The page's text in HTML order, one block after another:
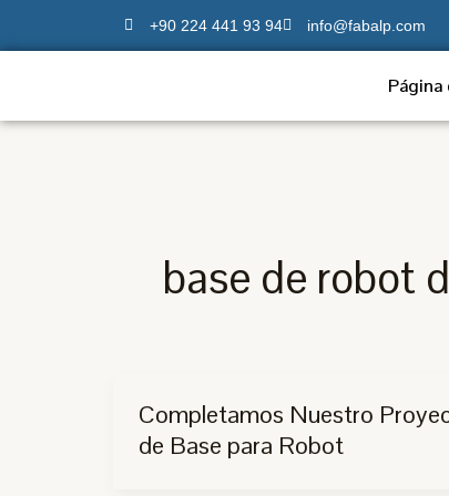
al
+90 224 441 93 94 info@fabalp.com
Página
base de robot
Completamos Nuestro
de Base para Robot